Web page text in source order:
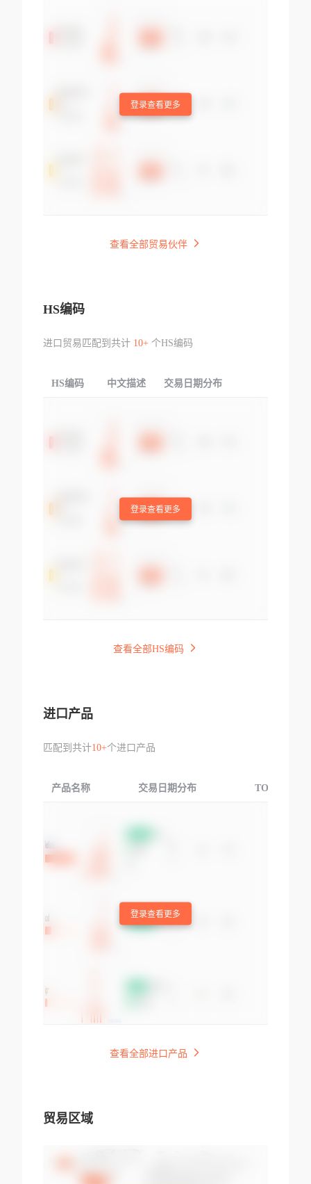
登录查看更多
查看全部贸易伙伴
HS编码
进口贸易匹配到共计 10+个HS编码
HS编码 中文描述 交易日期分布
登录查看更多
查看全部HS编码
进口产品
匹配到共计10+个进口产品
产品名称 交易日期分布 TOP3交易国
登录查看更多
查看全部进口产品
贸易区域